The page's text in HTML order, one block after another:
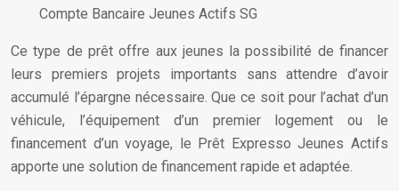
Compte Bancaire Jeunes Actifs SG
Ce type de prêt offre aux jeunes la possibilité de financer
leurs premiers projets importants sans attendre d’avoir
accumulé l’épargne nécessaire. Que ce soit pour l’achat d’un
véhicule, l’équipement d’un premier logement ou le
financement d’un voyage, le Prêt Expresso Jeunes Actifs
apporte une solution de financement rapide et adaptée.